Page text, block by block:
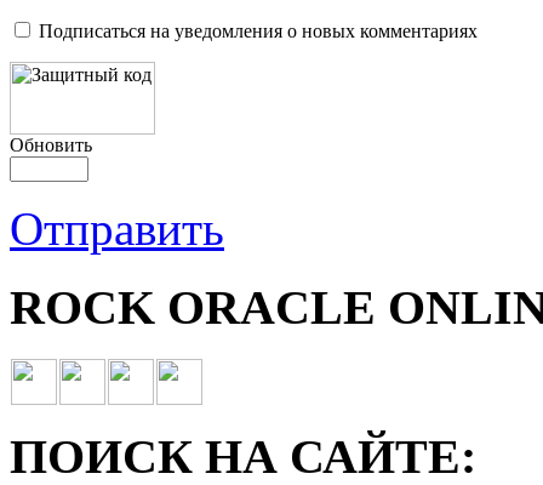
Подписаться на уведомления о новых комментариях
Обновить
Отправить
ROCK ORACLE
ПОИСК НА САЙТЕ: